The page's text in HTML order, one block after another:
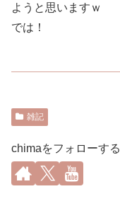
ようと思いますｗ
では！
雑記
chimaをフォローする